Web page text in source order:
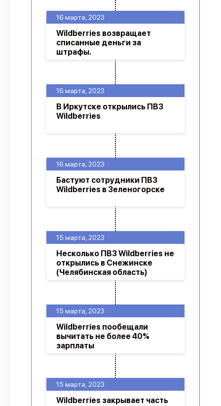
15 марта, 2023
Wildberries закрывает часть
15 марта, 2023
Wildberries пообещали
вычитать не более 40%
зарплаты
15 марта, 2023
Несколько ПВЗ Wildberries не
открылись в Снежинске
(Челябинская область)
16 марта, 2023
Бастуют сотрудники ПВЗ
Wildberries в Зеленогорске
16 марта, 2023
В Иркутске открылись ПВЗ
Wildberries
16 марта, 2023
Wildberries возвращает
списанные деньги за
штрафы.